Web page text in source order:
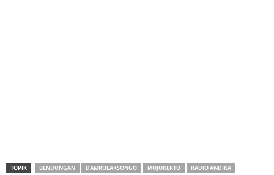
TOPIK BENDUNGAN DAMROLAKSONGO MOJOKERTO RADIO ANDIKA